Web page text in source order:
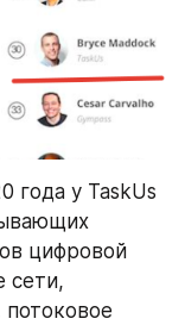
года у TaskUs
цифровой
сети,